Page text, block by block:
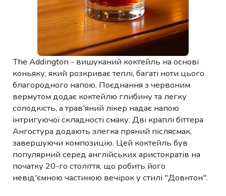
The Addington - вишуканий коктейль на основі
коньяку, який розкриває теплі, багаті ноти цього
благородного напою. Поєднання з червоним
вермутом додає коктейлю глибину та легку
солодкість, а трав'яний лікер надає напою
інтригуючої складності смаку. Дві краплі біттера
Ангостура додають злегка пряний післясмак,
завершуючи композицію. Цей коктейль був
популярний серед англійських аристократів на
початку 20-го століття, що робить його
невід'ємною частиною вечірок у стилі "Довнтон".